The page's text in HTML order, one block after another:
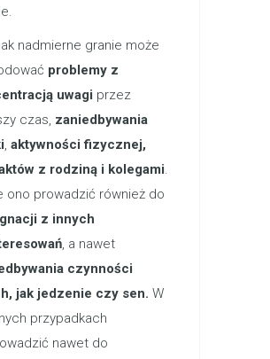
nadmierne granie może
problemy z
uwagi przez
czas, zaniedbywania
, aktywności fizycznej,
z rodziną i kolegami.
ono prowadzić również do
z innych
, a nawet
czynności
jak jedzenie czy sen. W
przypadkach
nawet do